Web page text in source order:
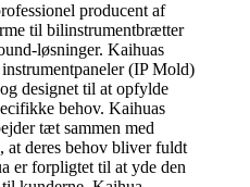
producent af
til bilinstrumentbrætter
løsninger. Kaihuas
(IP Mold)
designet til at opfylde
behov. Kaihuas
tæt sammen med
at deres behov bliver fuldt
er forpligtet til at yde den